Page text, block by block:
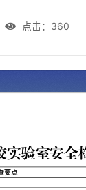
点击： 360